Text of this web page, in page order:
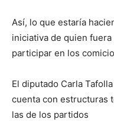
Así, lo que estaría
iniciativa de quien
participar en los
El diputado Carla
cuenta con estructuras
las de los partidos